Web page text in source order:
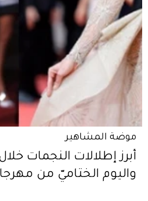
موضة المشاهير
أبرز إطلالات النجمات
واليوم الختاميّ من مهرجان